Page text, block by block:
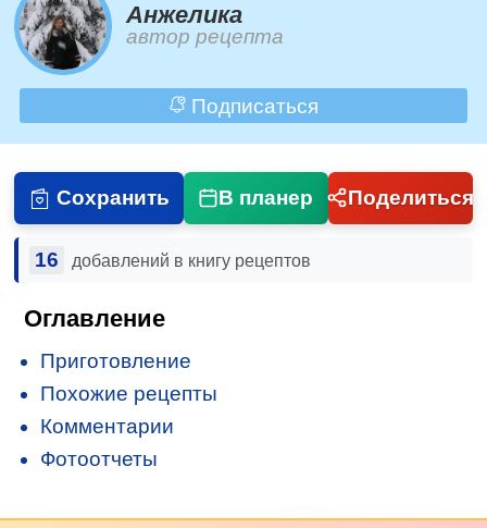
Анжелика
автор рецепта
Подписаться
Сохранить В планер Поделиться
16 добавлений в книгу рецептов
Оглавление
Приготовление
Похожие рецепты
Комментарии
Фотоотчеты